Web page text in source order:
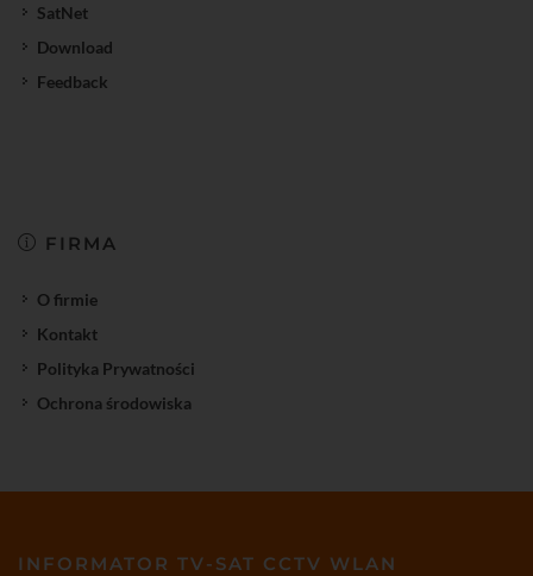
SatNet
Download
Feedback
FIRMA
O firmie
Kontakt
Polityka Prywatności
Ochrona środowiska
INFORMATOR TV-SAT CCTV WLAN